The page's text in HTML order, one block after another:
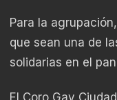
Para la
que sean una de
solidarias en el
El Coro Gay